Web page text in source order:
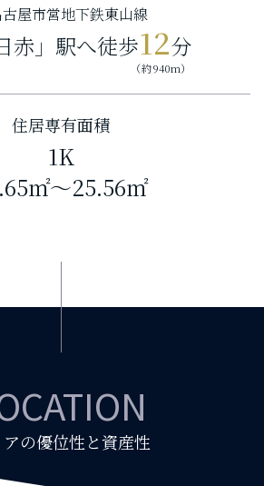
屋市営地下鉄東山線
赤」駅へ徒歩12分
（約940m）
住居専有面積
1K
㎡～25.56㎡
の優位性と資産性